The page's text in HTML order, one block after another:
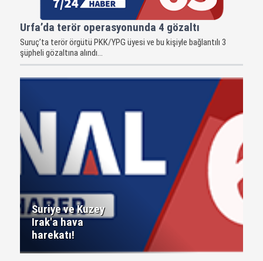
Urfa’da terör operasyonunda 4 gözaltı
Suruç’ta terör örgütü PKK/YPG üyesi ve bu kişiyle bağlantılı 3
şüpheli gözaltına alındı...
Suriye ve Kuzey
Irak'a hava
harekatı!